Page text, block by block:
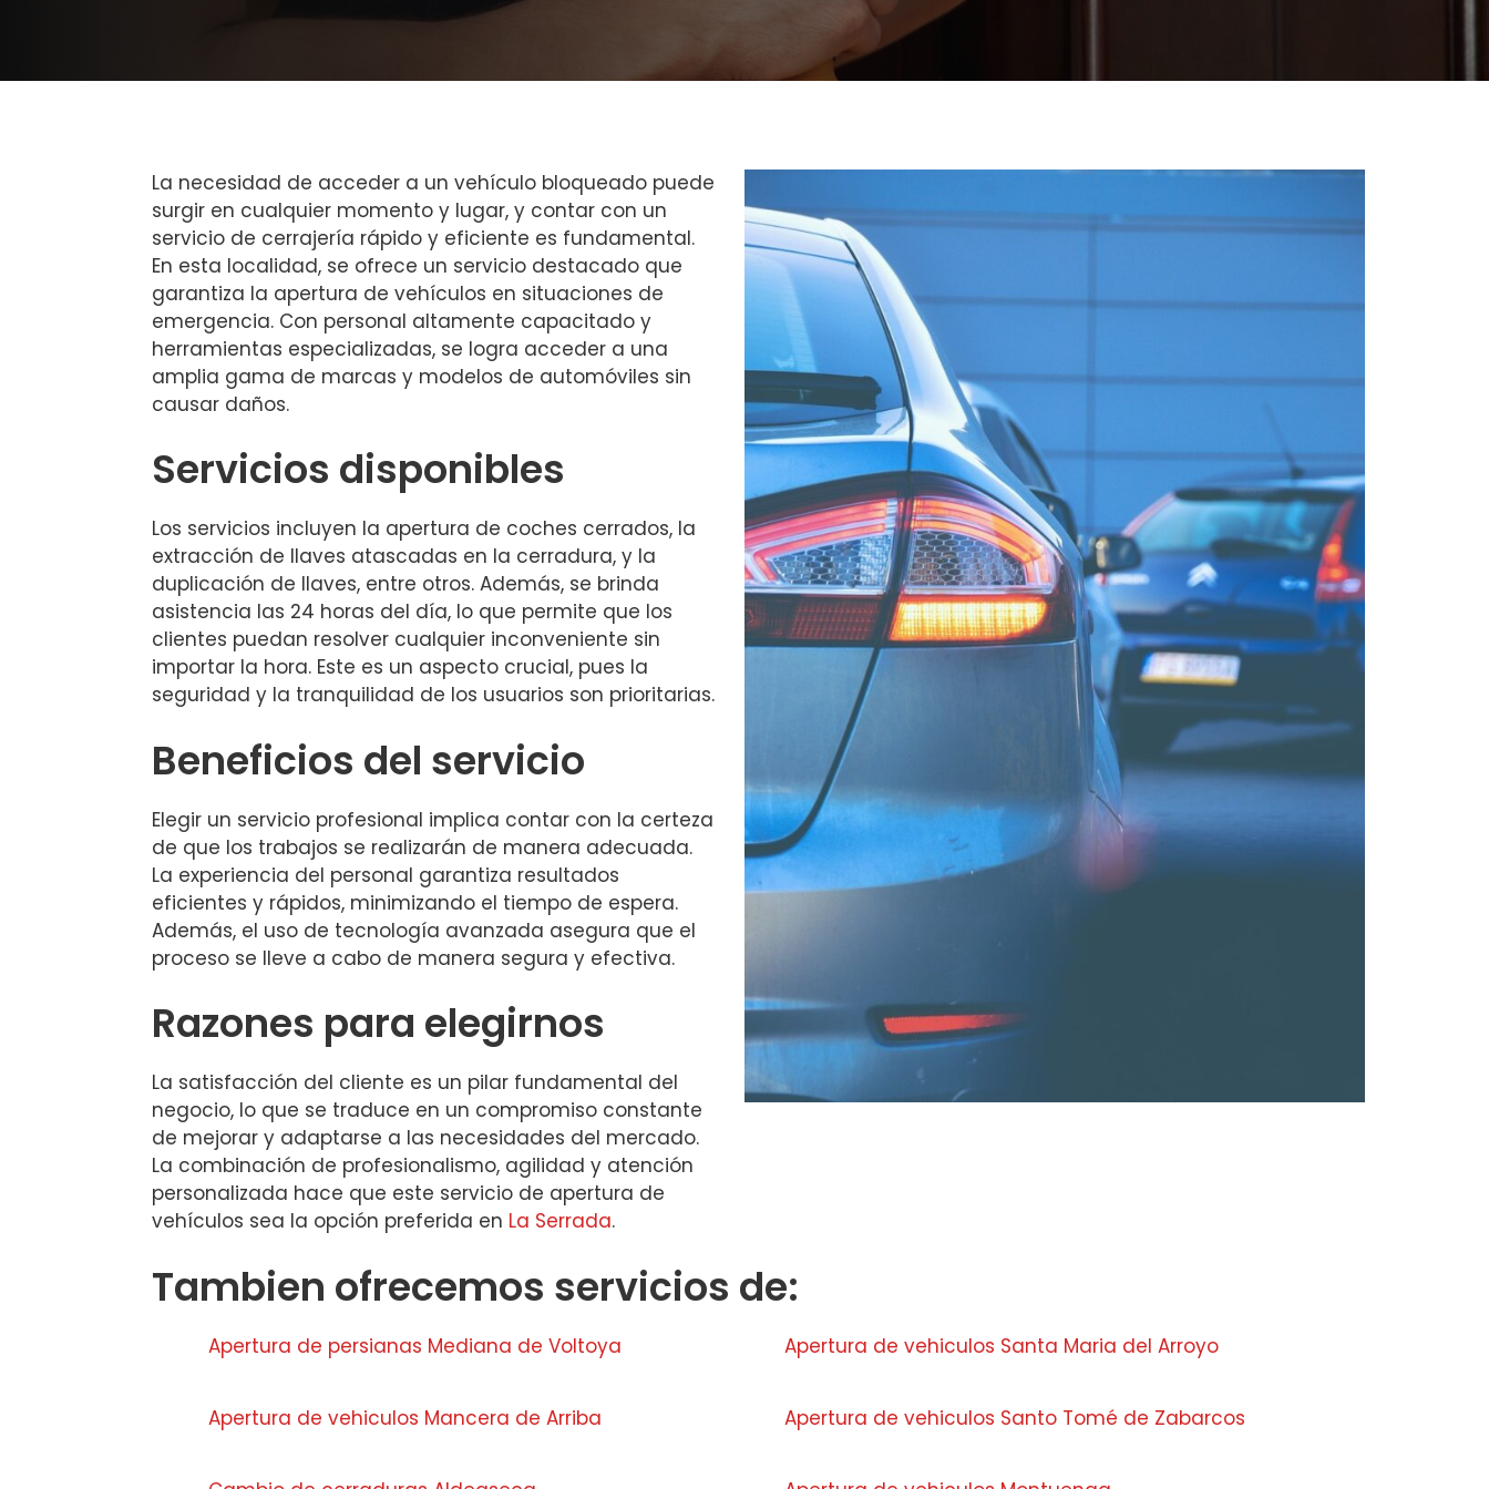
La necesidad de acceder a un vehículo bloqueado puede
surgir en cualquier momento y lugar, y contar con un
servicio de cerrajería rápido y eficiente es fundamental.
En esta localidad, se ofrece un servicio destacado que
garantiza la apertura de vehículos en situaciones de
emergencia. Con personal altamente capacitado y
herramientas especializadas, se logra acceder a una
amplia gama de marcas y modelos de automóviles sin
causar daños.
Servicios disponibles
Los servicios incluyen la apertura de coches cerrados, la
extracción de llaves atascadas en la cerradura, y la
duplicación de llaves, entre otros. Además, se brinda
asistencia las 24 horas del día, lo que permite que los
clientes puedan resolver cualquier inconveniente sin
importar la hora. Este es un aspecto crucial, pues la
seguridad y la tranquilidad de los usuarios son prioritarias.
Beneficios del servicio
Elegir un servicio profesional implica contar con la certeza
de que los trabajos se realizarán de manera adecuada.
La experiencia del personal garantiza resultados
eficientes y rápidos, minimizando el tiempo de espera.
Además, el uso de tecnología avanzada asegura que el
proceso se lleve a cabo de manera segura y efectiva.
Razones para elegirnos
La satisfacción del cliente es un pilar fundamental del
negocio, lo que se traduce en un compromiso constante
de mejorar y adaptarse a las necesidades del mercado.
La combinación de profesionalismo, agilidad y atención
personalizada hace que este servicio de apertura de
vehículos sea la opción preferida en La Serrada.
Tambien ofrecemos servicios de:
Apertura de persianas Mediana de Voltoya Apertura de vehiculos Santa Maria del Arroyo
Apertura de vehiculos Mancera de Arriba Apertura de vehiculos Santo Tomé de Zabarcos